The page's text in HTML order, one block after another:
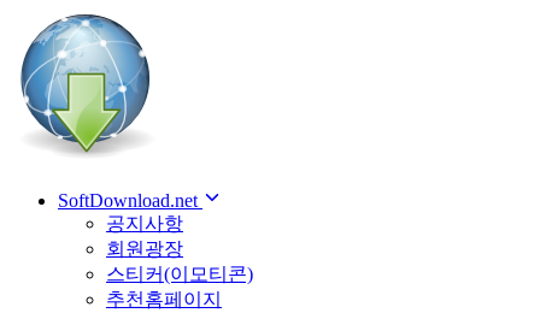
SoftDownload.net
공지사항
회원광장
스티커(이모티콘)
추천홈페이지